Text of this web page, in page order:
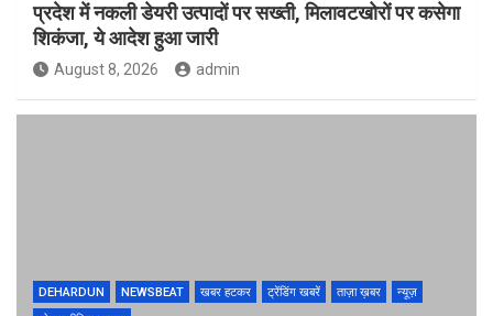
प्रदेश में नकली डेयरी उत्पादों पर सख्ती, मिलावटखोरों पर कसेगा
शिकंजा, ये आदेश हुआ जारी
August 8, 2026 admin
DEHARDUN NEWSBEAT खबर हटकर ट्रेंडिंग खबरें ताज़ा ख़बर
न्यूज़